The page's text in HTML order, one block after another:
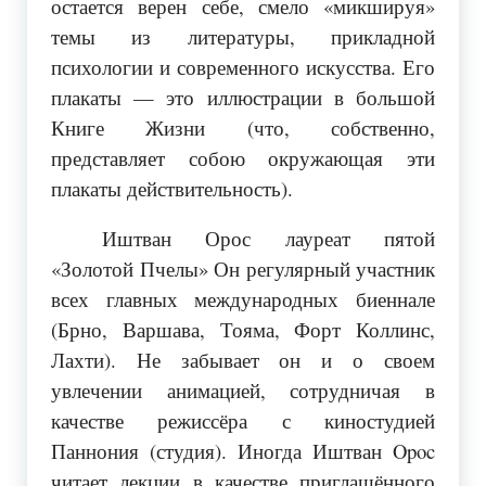
остается верен себе, смело «микшируя»
темы из литературы, прикладной
психологии и современного искусства. Его
плакаты — это иллюстрации в большой
Книге Жизни (что, собственно,
представляет собою окружающая эти
плакаты действительность).
Иштван Орос лауреат пятой
«Золотой Пчелы» Он регулярный участник
всех главных международных биеннале
(Брно, Варшава, Тояма, Форт Коллинс,
Лахти). Не забывает он и о своем
увлечении анимацией, сотрудничая в
качестве режиссёра с киностудией
Паннония (студия). Иногда Иштван Opoc